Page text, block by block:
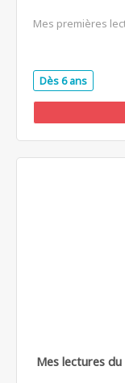
Mes premières
Dès 6 ans
Mes lectures